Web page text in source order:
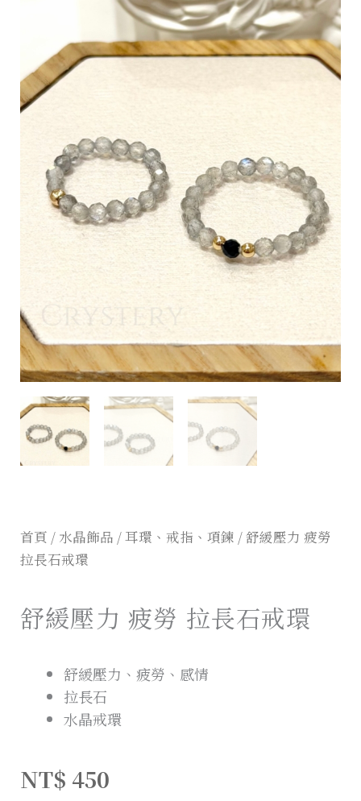
首頁 / 水晶飾品 /耳環、戒指、項鍊 / 舒緩壓力 疲勞
拉長石戒環
舒緩壓力 疲勞 拉長石戒環
舒緩壓力、疲勞、感情
拉長石
水晶戒環
NT$ 450